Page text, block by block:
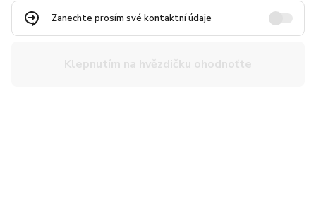
Zanechte prosím své kontaktní údaje
Klepnutím na hvězdičku ohodnoťte